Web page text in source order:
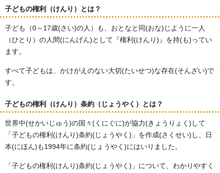
子どもの権利（けんり）とは？
子ども（0～17歳(さい)の人）も、おとなと同(おな)じように一人
（ひとり）の人間(にんげん)として『権利(けんり)』を持(も)ってい
ます。
すべて子どもは、かけがえのない大切(たいせつ)な存在(そんざい)で
す。
子どもの権利（けんり）条約（じょうやく）とは？
世界中(せかいじゅう)の国々(くにぐに)が協力(きょうりょく)して
「子どもの権利(けんり)条約(じょうやく)」を作成(さくせい)し、日
本(にほん)も1994年に条約(じょうやく)にはいりました。
「子どもの権利(けんり)条約(じょうやく)」について、わかりやすく